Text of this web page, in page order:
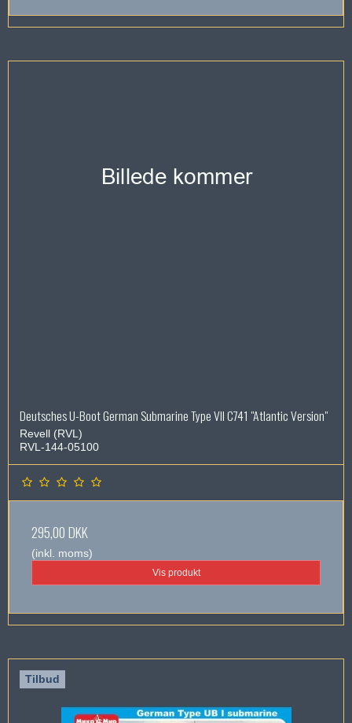
Deutsches U-Boot German Submarine Type VII C741 "Atlantic Version"
Revell (RVL)
RVL-144-05100
295,00 DKK
(inkl. moms)
Vis produkt
Tilbud